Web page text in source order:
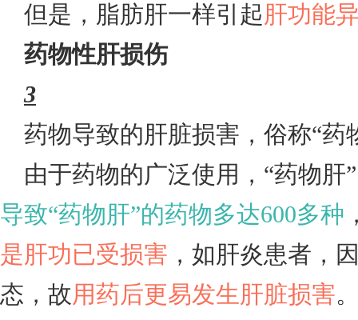
但是，脂肪肝一样引起肝功能
药物性肝损伤
3
药物导致的肝脏损害，俗称“药
由于药物的广泛使用，“药物肝
导致“药物肝”的药物多达600多种
是肝功已受损害 ，如肝炎患者，
态，故用药后更易发生肝脏损害